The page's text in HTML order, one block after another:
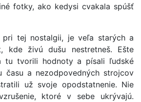
fotky, ako kedysi cvakala spúšť
pri tej nostalgii, je veľa starých a
kde živú dušu nestretneš. Ešte
tu tvorili hodnoty a písali ľudské
času a nezodpovedných strojcov
už svoje opodstatnenie. Nie
ktoré v sebe ukrývajú.